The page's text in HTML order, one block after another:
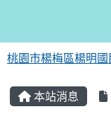
桃園市楊梅區楊明
本站消息